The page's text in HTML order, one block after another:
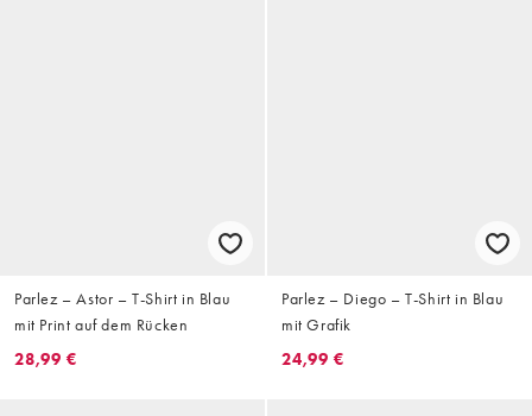
Parlez – Astor – T-Shirt in Blau
mit Print auf dem Rücken
28,99 €
Parlez – Diego – T-Shirt in Blau
mit Grafik
24,99 €